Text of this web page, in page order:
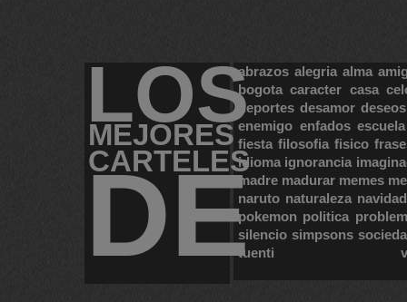
LOS
MEJORES
CARTELES
DE
abrazos alegria alma
bogota caracter casa
deportes desamor deseos
enemigo enfados escuela
fiesta filosofia fisico
idioma ignorancia
madre madurar memes
naruto naturaleza navidad
pokemon politica
silencio simpsons
tuenti